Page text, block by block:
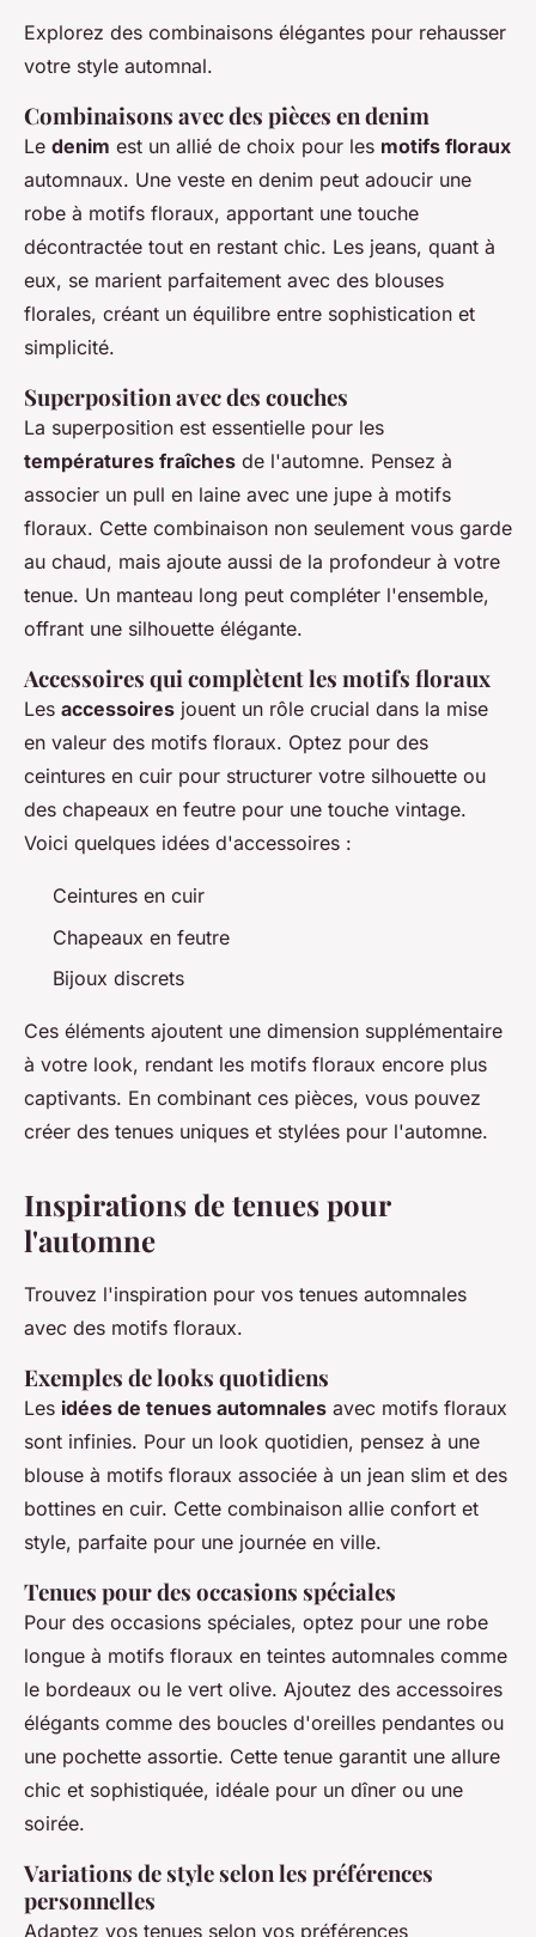
Explorez des combinaisons élégantes pour rehausser
votre style automnal.
Combinaisons avec des pièces en denim
Le denim est un allié de choix pour les motifs floraux
automnaux. Une veste en denim peut adoucir une
robe à motifs floraux, apportant une touche
décontractée tout en restant chic. Les jeans, quant à
eux, se marient parfaitement avec des blouses
florales, créant un équilibre entre sophistication et
simplicité.
Superposition avec des couches
La superposition est essentielle pour les
températures fraîches de l'automne. Pensez à
associer un pull en laine avec une jupe à motifs
floraux. Cette combinaison non seulement vous garde
au chaud, mais ajoute aussi de la profondeur à votre
tenue. Un manteau long peut compléter l'ensemble,
offrant une silhouette élégante.
Accessoires qui complètent les motifs floraux
Les accessoires jouent un rôle crucial dans la mise
en valeur des motifs floraux. Optez pour des
ceintures en cuir pour structurer votre silhouette ou
des chapeaux en feutre pour une touche vintage.
Voici quelques idées d'accessoires :
Ceintures en cuir
Chapeaux en feutre
Bijoux discrets
Ces éléments ajoutent une dimension supplémentaire
à votre look, rendant les motifs floraux encore plus
captivants. En combinant ces pièces, vous pouvez
créer des tenues uniques et stylées pour l'automne.
Inspirations de tenues pour
l'automne
Trouvez l'inspiration pour vos tenues automnales
avec des motifs floraux.
Exemples de looks quotidiens
Les idées de tenues automnales avec motifs floraux
sont infinies. Pour un look quotidien, pensez à une
blouse à motifs floraux associée à un jean slim et des
bottines en cuir. Cette combinaison allie confort et
style, parfaite pour une journée en ville.
Tenues pour des occasions spéciales
Pour des occasions spéciales, optez pour une robe
longue à motifs floraux en teintes automnales comme
le bordeaux ou le vert olive. Ajoutez des accessoires
élégants comme des boucles d'oreilles pendantes ou
une pochette assortie. Cette tenue garantit une allure
chic et sophistiquée, idéale pour un dîner ou une
soirée.
Variations de style selon les préférences
personnelles
Adaptez vos tenues selon vos préférences